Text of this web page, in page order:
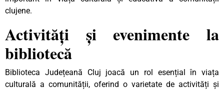
clujene.
Activități și evenimente la
bibliotecă
Biblioteca Județeană Cluj joacă un rol esențial în viața
culturală a comunității, oferind o varietate de activități și